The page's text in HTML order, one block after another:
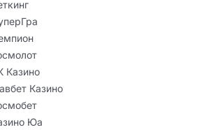
Казино
Казино
Юа